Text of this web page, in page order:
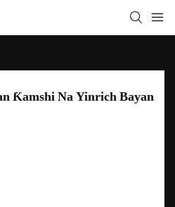
Ƙamshi Na Yinrich Bayan